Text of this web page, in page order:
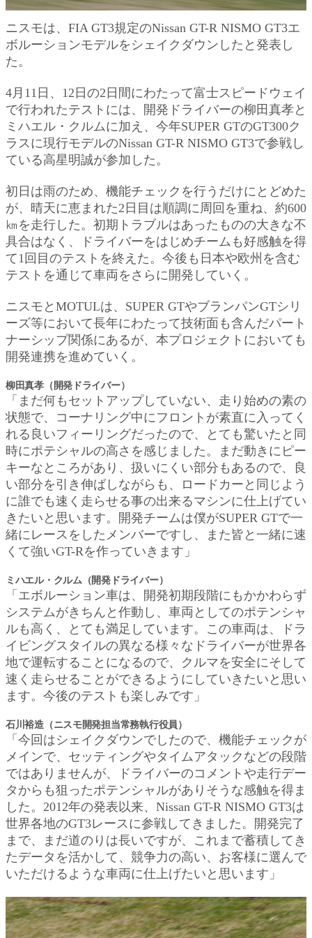
ニスモは、FIA GT3規定のNissan GT-R NISMO GT3エ
ボルーションモデルをシェイクダウンしたと発表し
た。
4月11日、12日の2日間にわたって富士スピードウェイ
で行われたテストには、開発ドライバーの柳田真孝と
ミハエル・クルムに加え、今年SUPER GTのGT300ク
ラスに現行モデルのNissan GT-R NISMO GT3で参戦し
ている高星明誠が参加した。
初日は雨のため、機能チェックを行うだけにとどめた
が、晴天に恵まれた2日目は順調に周回を重ね、約600
㎞を走行した。初期トラブルはあったものの大きな不
具合はなく、ドライバーをはじめチームも好感触を得
て1回目のテストを終えた。今後も日本や欧州を含む
テストを通じて車両をさらに開発していく。
ニスモとMOTULは、SUPER GTやブランパンGTシリ
ーズ等において長年にわたって技術面も含んだパート
ナーシップ関係にあるが、本プロジェクトにおいても
開発連携を進めていく。
柳田真孝（開発ドライバー）
「まだ何もセットアップしていない、走り始めの素の
状態で、コーナリング中にフロントが素直に入ってく
れる良いフィーリングだったので、とても驚いたと同
時にポテシャルの高さを感じました。まだ動きにピー
キーなところがあり、扱いにくい部分もあるので、良
い部分を引き伸ばしながらも、ロードカーと同じよう
に誰でも速く走らせる事の出来るマシンに仕上げてい
きたいと思います。開発チームは僕がSUPER GTで一
緒にレースをしたメンバーですし、また皆と一緒に速
くて強いGT-Rを作っていきます」
ミハエル・クルム（開発ドライバー）
「エボルーション車は、開発初期段階にもかかわらず
システムがきちんと作動し、車両としてのポテンシャ
ルも高く、とても満足しています。この車両は、ドラ
イビングスタイルの異なる様々なドライバーが世界各
地で運転することになるので、クルマを安全にそして
速く走らせることができるようにしていきたいと思い
ます。今後のテストも楽しみです」
石川裕造（ニスモ開発担当常務執行役員）
「今回はシェイクダウンでしたので、機能チェックが
メインで、セッティングやタイムアタックなどの段階
ではありませんが、ドライバーのコメントや走行デー
タからも狙ったポテンシャルがありそうな感触を得ま
した。2012年の発表以来、Nissan GT-R NISMO GT3は
世界各地のGT3レースに参戦してきました。開発完了
まで、まだ道のりは長いですが、これまで蓄積してき
たデータを活かして、競争力の高い、お客様に選んで
いただけるような車両に仕上げたいと思います」